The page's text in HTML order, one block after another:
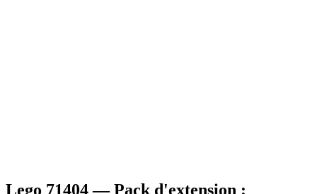
Lego 71404 — Pack d'extension :